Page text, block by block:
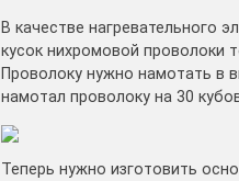
В качестве нагревательного
кусок нихромовой проволоки
Проволоку нужно намотать в
намотал проволоку на 30
Теперь нужно изготовить